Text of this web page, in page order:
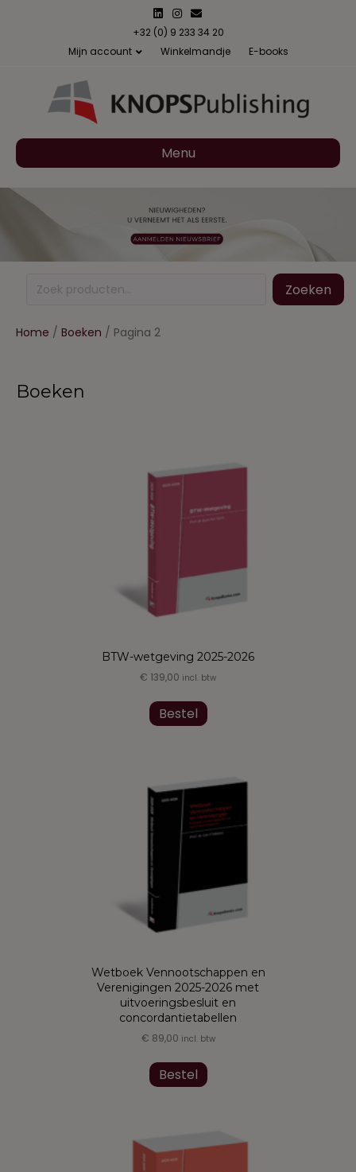
LinkedinInstagram
Email
+32 (0) 9 233 34 20
Mijn account
Winkelmandje E-books
Menu
Zoeken
naar:
Zoeken
Home / Boeken / Pagina 2
Boeken
BTW-wetgeving 2025-2026
€ 139,00 incl. btw
Bestel product
optie
kan
gekozen
worden
productpagina
Wetboek Vennootschappen en
Verenigingen 2025-2026 met
uitvoeringsbesluit en
concordantietabellen
€ 89,00 incl. btw
Bestel